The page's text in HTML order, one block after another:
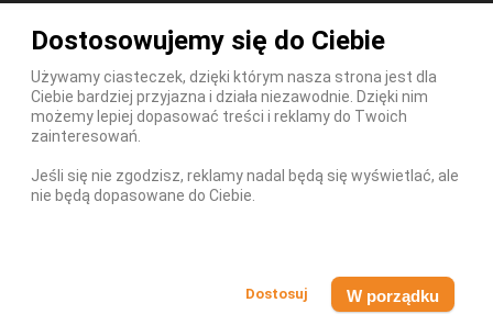
Dostosowujemy się do Ciebie
Używamy ciasteczek, dzięki którym nasza strona jest dla
Ciebie bardziej przyjazna i działa niezawodnie. Dzięki nim
możemy lepiej dopasować treści i reklamy do Twoich
zainteresowań.
Jeśli się nie zgodzisz, reklamy nadal będą się wyświetlać, ale
nie będą dopasowane do Ciebie.
W porządku
ul. Stołeczna 2/lok 102
15-879 Białystok
Telefon:
539 111 590
Infolinia:Pn-Pt 9-17
E-mail:
info@swiatsupli.pl